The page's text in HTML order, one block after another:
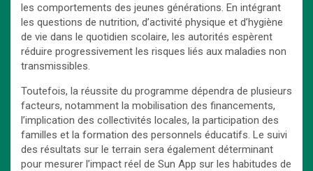
les comportements des jeunes générations. En intégrant
les questions de nutrition, d’activité physique et d’hygiène
de vie dans le quotidien scolaire, les autorités espèrent
réduire progressivement les risques liés aux maladies non
transmissibles.
Toutefois, la réussite du programme dépendra de plusieurs
facteurs, notamment la mobilisation des financements,
l’implication des collectivités locales, la participation des
familles et la formation des personnels éducatifs. Le suivi
des résultats sur le terrain sera également déterminant
pour mesurer l’impact réel de Sun App sur les habitudes de